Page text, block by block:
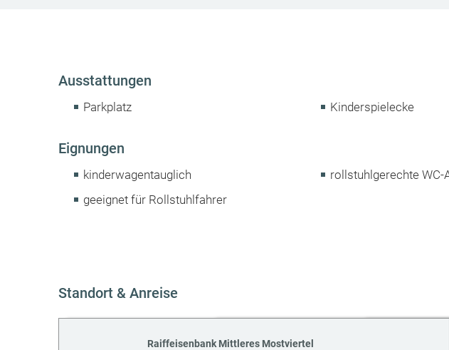
Ausstattungen
Parkplatz Kinderspielecke
Eignungen
kinderwagentauglich
rollstuhlgerechte WC-
geeignet für Rollstuhlfahrer
Standort & Anreise
Raiffeisenbank Mittleres Mostviertel